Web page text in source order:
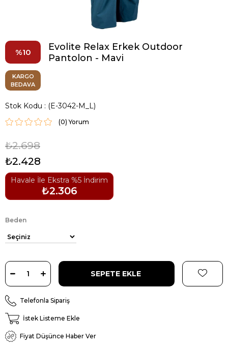
10
Evolite Relax Erkek Outdoor
Pantolon - Mavi
KARGO
BEDAVA
Stok Kodu (E-3042-M_L)
(0)
₺2.698
₺2.428
Havale İle Ekstra %5 İndirim
₺2.306
Beden
Telefonla Sipariş
İstek Listeme Ekle
Fiyat Düşünce Haber Ver